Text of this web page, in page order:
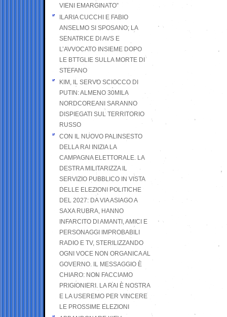
VIENI EMARGINATO”
ILARIA CUCCHI E FABIO
ANSELMO SI SPOSANO; LA
SENATRICE DI AVS E
L’AVVOCATO INSIEME DOPO
LE BTTGLIE SULLA MORTE DI
STEFANO
KIM, IL SERVO SCIOCCO DI
PUTIN: ALMENO 30MILA
NORDCOREANI SARANNO
DISPIEGATI SUL TERRITORIO
RUSSO
CON IL NUOVO PALINSESTO
DELLA RAI INIZIA LA
CAMPAGNA ELETTORALE. LA
DESTRA MILITARIZZA IL
SERVIZIO PUBBLICO IN VISTA
DELLE ELEZIONI POLITICHE
DEL 2027: DA VIA ASIAGO A
SAXA RUBRA, HANNO
INFARCITO DI AMANTI, AMICI E
PERSONAGGI IMPROBABILI
RADIO E TV, STERILIZZANDO
OGNI VOCE NON ORGANICA AL
GOVERNO. IL MESSAGGIO È
CHIARO: NON FACCIAMO
PRIGIONIERI. LA RAI È NOSTRA
E LA USEREMO PER VINCERE
LE PROSSIME ELEZIONI